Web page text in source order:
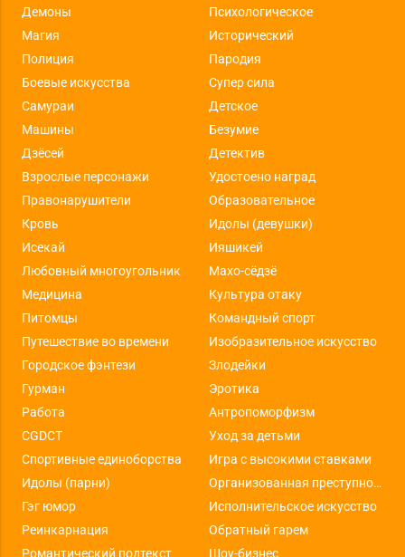
Демоны
Психологическое
Магия
Исторический
Полиция
Пародия
Боевые искусства
Супер сила
Самураи
Детское
Машины
Безумие
Дзёсей
Детектив
Взрослые персонажи
Удостоено наград
Правонарушители
Образовательное
Кровь
Идолы (девушки)
Исекай
Ияшикей
Любовный многоугольник
Махо-сёдзё
Медицина
Культура отаку
Питомцы
Командный спорт
Путешествие во времени
Изобразительное искусство
Городское фэнтези
Злодейки
Гурман
Эротика
Работа
Антропоморфизм
CGDCT
Уход за детьми
Спортивные единоборства
Игра с высокими ставками
Идолы (парни)
Организованная преступность
Гэг юмор
Исполнительское искусство
Реинкарнация
Обратный гарем
Романтический подтекст
Шоу-бизнес